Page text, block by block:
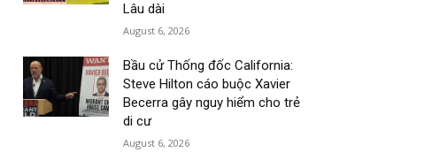
Lâu dài
August 6, 2026
Bầu cử Thống đốc California:
Steve Hilton cáo buộc Xavier
Becerra gây nguy hiểm cho trẻ
di cư
August 6, 2026